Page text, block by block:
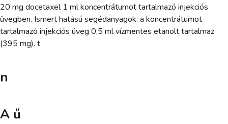
20 mg docetaxel 1 ml koncentrátumot tartalmazó injekciós
üvegben. Ismert hatású segédanyagok: a koncentrátumot
tartalmazó injekciós üveg 0,5 ml vízmentes etanolt tartalmaz
(395 mg). t
n
A ű